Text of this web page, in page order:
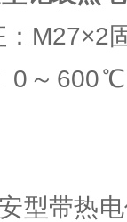
M27×2
～
型带热